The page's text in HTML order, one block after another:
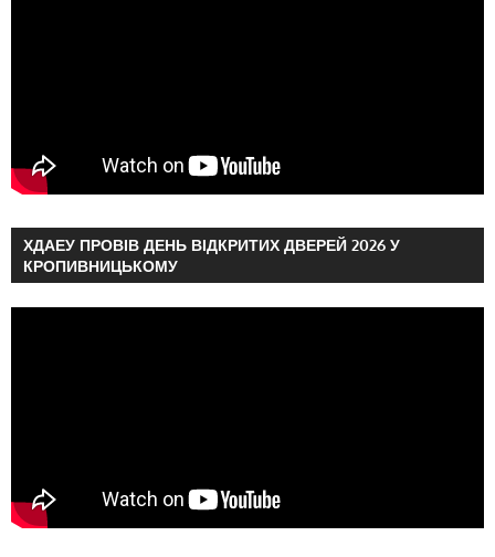
ХДАЕУ ПРОВІВ ДЕНЬ ВІДКРИТИХ ДВЕРЕЙ 2026 У
КРОПИВНИЦЬКОМУ